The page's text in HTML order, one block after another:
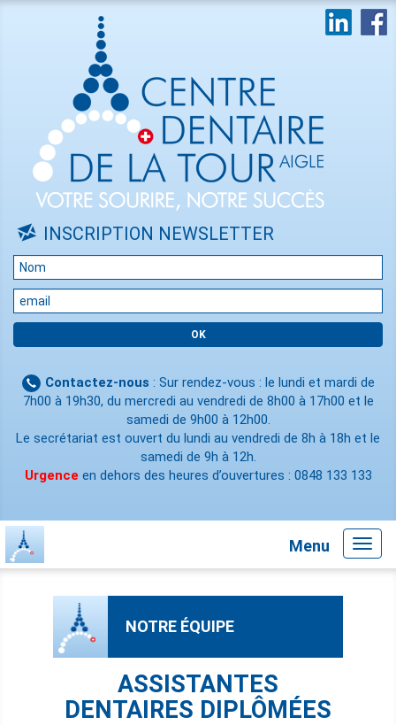
INSCRIPTION NEWSLETTER
Contactez-nous : Sur rendez-vous : le lundi et mardi de
7h00 à 19h30, du mercredi au vendredi de 8h00 à 17h00 et le
samedi de 9h00 à 12h00.
Le secrétariat est ouvert du lundi au vendredi de 8h à 18h et le
samedi de 9h à 12h.
Urgence en dehors des heures d’ouvertures : 0848 133 133
Menu
NOTRE ÉQUIPE
ASSISTANTES
DENTAIRES DIPLÔMÉES